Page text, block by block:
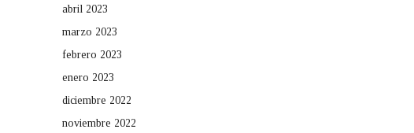
abril 2023
marzo 2023
febrero 2023
enero 2023
diciembre 2022
noviembre 2022